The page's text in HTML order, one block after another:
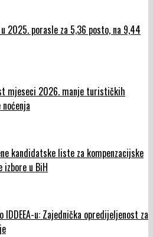
2025. porasle za 5,36 posto, na 9,44
mjeseci 2026. manje turističkih
kandidatske liste za kompenzacijske
izbore u BiH
u: Zajednička opredijeljenost za